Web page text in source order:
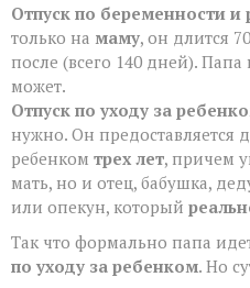
Отпуск по беременности и
только на маму, он длится
после (всего 140 дней).
может.
Отпуск по уходу за
нужно. Он предоставляется
ребенком трех лет, причем
мать, но и отец, бабушка,
или опекун, который
Так что формально папа
по уходу за ребенком. Но